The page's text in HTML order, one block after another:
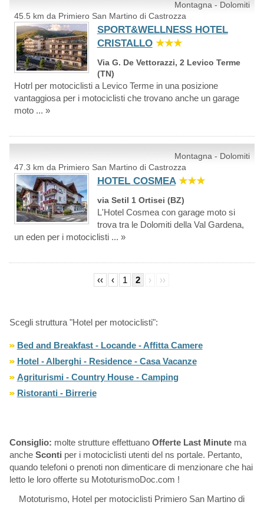
Montagna - Dolomiti
45.5 km da Primiero San Martino di Castrozza
SPORT&WELLNESS HOTEL
CRISTALLO ★★★
Via G. De Vettorazzi, 2 Levico Terme
(TN)
Hotrl per motociclisti a Levico Terme in una posizione
vantaggiosa per i motociclisti che trovano anche un garage
moto ... »
Montagna - Dolomiti
47.3 km da Primiero San Martino di Castrozza
HOTEL COSMEA ★★★
via Setil 1 Ortisei (BZ)
L'Hotel Cosmea con garage moto si
trova tra le Dolomiti della Val Gardena,
un eden per i motociclisti ... »
‹‹ ‹ 1 2 › ››
Scegli struttura "Hotel per motociclisti":
Bed and Breakfast - Locande - Affitta Camere
Hotel - Alberghi - Residence - Casa Vacanze
Agriturismi - Country House - Camping
Ristoranti - Birrerie
Consiglio: molte strutture effettuano Offerte Last Minutema
anche Sconti per i motociclisti utenti del ns portale. Pertanto,
quando telefoni o prenoti non dimenticare di menzionare che hai
letto le loro offerte su MototurismoDoc.com !
Mototurismo, Hotel per motociclisti Primiero San Martino di